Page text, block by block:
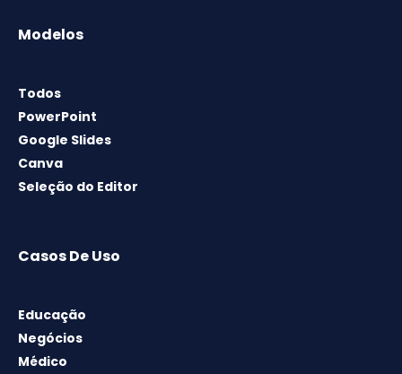
Modelos
Todos
PowerPoint
Google Slides
Canva
Seleção do Editor
Casos De Uso
Educação
Negócios
Médico